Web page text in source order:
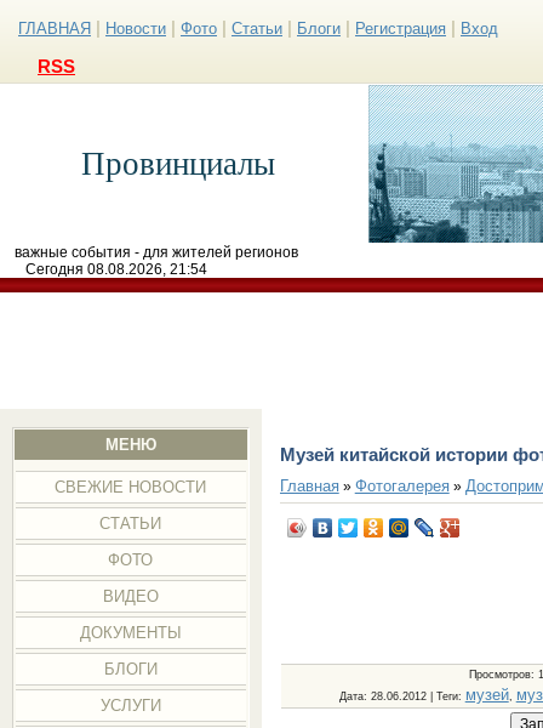
ГЛАВНАЯ Новости Фото Статьи Блоги Регистрация Вход
RSS
Провинциалы
важные события - для жителей регионов
Сегодня 08.08.2026, 21:54
МЕНЮ
СВЕЖИЕ НОВОСТИ
СТАТЬИ
ФОТО
ВИДЕО
ДОКУМЕНТЫ
БЛОГИ
УСЛУГИ
Музей китайской истории
Главная» Фотогалерея»
Просмотров:
Дата: 28.06.2012 | Теги: музей